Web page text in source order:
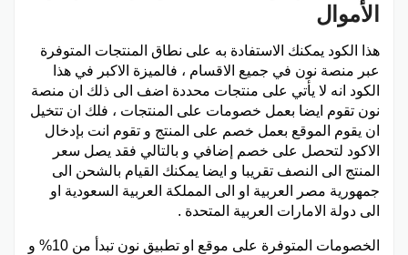
الأموال
هذا الكود يمكنك الاستفادة به على نطاق المنتجات المتوفرة
عبر منصة نون في جميع الاقسام ، فالميزة الاكبر في هذا
الكود انه لا يأتي على منتجات محددة اضف الى ذلك ان منصة
نون تقوم ايضا بعمل خصومات على المنتجات ، فلك ان تتخيل
ان يقوم الموقع بعمل خصم على المنتج و تقوم انت بإدخال
الاكود لتحصل على خصم إضافي و بالتالي فقد يصل سعر
المنتج الى النصف تقريبا و ايضا يمكنك القيام بالشحن الى
جمهورية مصر العربية او الى المملكة العربية السعودية او
الى دولة الامارات العربية المتحدة .
الخصومات المتوفرة على موقع او تطبيق نون تبدأ من 10% و